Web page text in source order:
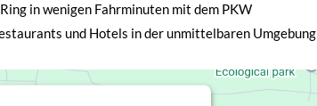
in wenigen Fahrminuten mit dem PKW
und Hotels in der unmittelbaren Umgebung